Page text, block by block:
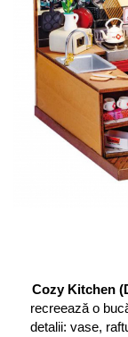
Cozy Kitchen
recreează o
detalii: vase,